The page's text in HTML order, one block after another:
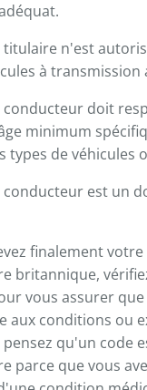
titulaire n'est
à
conducteur doit
minimum
types de véhicules
conducteur est un
finalement
britannique,
vous assurer que
aux conditions ou
pensez qu'un code
parce que vous